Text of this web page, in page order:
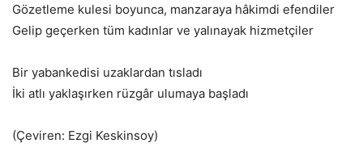
Gözetleme kulesi boyunca, manzaraya hâkimdi efendiler
Gelip geçerken tüm kadınlar ve yalınayak hizmetçiler
Bir yabankedisi uzaklardan tısladı
İki atlı yaklaşırken rüzgâr ulumaya başladı
(Çeviren: Ezgi Keskinsoy)